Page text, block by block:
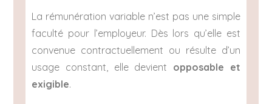
La rémunération variable n’est pas une simple
faculté pour l’employeur. Dès lors qu’elle est
convenue contractuellement ou résulte d’un
usage constant, elle devient opposable et
exigible.